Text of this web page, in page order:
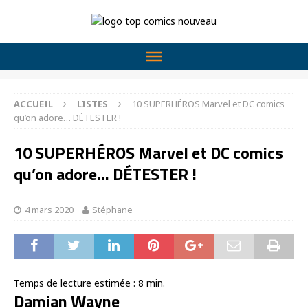
ACCUEIL LISTES
10 SUPERHÉROS Marvel et DC comics
qu’on adore… DÉTESTER !
10 SUPERHÉROS Marvel et DC comics
qu’on adore… DÉTESTER !
4 mars 2020 Stéphane
Temps de lecture estimée : 8 min.
Damian Wayne